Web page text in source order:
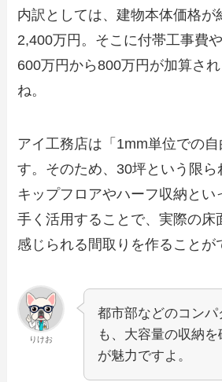
内訳としては、建物本体価格が
2,400万円。そこに付帯工事費
600万円から800万円が加算さ
ね。
アイ工務店は「1mm単位での
す。そのため、30坪という限ら
キップフロアやハーフ収納とい
手く活用することで、実際の床
感じられる間取りを作ることが
りけお
都市部などのコン
も、大容量の収納
が魅力ですよ。